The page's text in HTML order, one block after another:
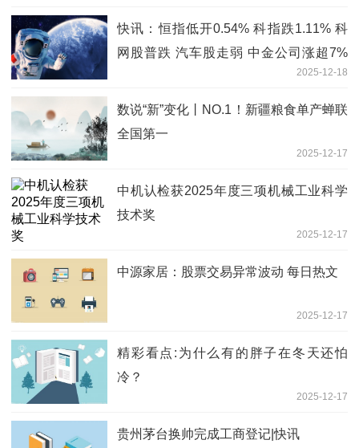
快讯：恒指低开0.54% 科指跌1.11% 科
网股普跌 汽车股走弱 中金公司涨超7%
2025-12-18
数说“新”变化丨NO.1！新疆粮食单产蝉联
全国第一
2025-12-17
中机认检获2025年度三项机械工业科学
技术奖
2025-12-17
中源家居：股票交易异常波动 每日热文
2025-12-17
精彩看点:为什么有的胖子在冬天还怕
冷？
2025-12-17
贵州茅台换帅完成工商登记|快讯